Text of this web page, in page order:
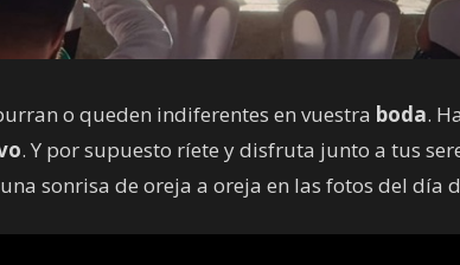
o queden indiferentes en vuestra boda.
. Y por supuesto ríete y disfruta junto a tus
sonrisa de oreja a oreja en las fotos del día